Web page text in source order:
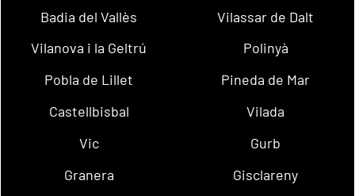
Badia del Vallès
Vilassar de Dalt
Vilanova i la Geltrú
Polinyà
Pobla de Lillet
Pineda de Mar
Castellbisbal
Vilada
Vic
Gurb
Granera
Gisclareny